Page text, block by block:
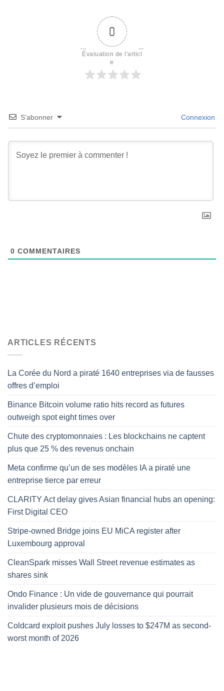
0
Évaluation de l'articl
e
S’abonner Connexion
0 COMMENTAIRES
ARTICLES RÉCENTS
La Corée du Nord a piraté 1640 entreprises via de fausses
offres d’emploi
Binance Bitcoin volume ratio hits record as futures
outweigh spot eight times over
Chute des cryptomonnaies : Les blockchains ne captent
plus que 25 % des revenus onchain
Meta confirme qu’un de ses modèles IA a piraté une
entreprise tierce par erreur
CLARITY Act delay gives Asian financial hubs an opening:
First Digital CEO
Stripe-owned Bridge joins EU MiCA register after
Luxembourg approval
CleanSpark misses Wall Street revenue estimates as
shares sink
Ondo Finance : Un vide de gouvernance qui pourrait
invalider plusieurs mois de décisions
Coldcard exploit pushes July losses to $247M as second-
worst month of 2026